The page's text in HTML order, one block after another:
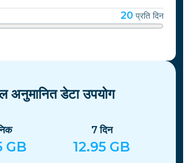
20 प्रति दिन
अनुमानित डेटा उपयोग
GB
7दिन
12.95 GB